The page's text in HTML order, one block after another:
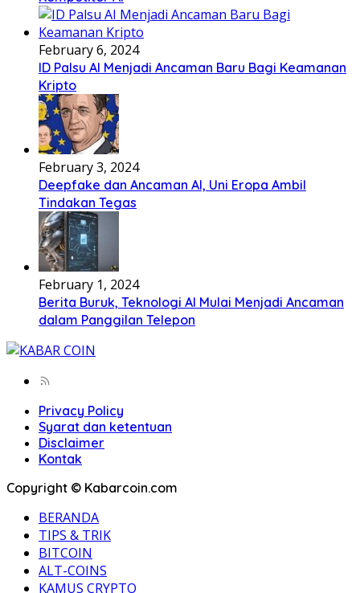
February 6, 2024
ID Palsu AI Menjadi Ancaman Baru Bagi Keamanan
Kripto
February 3, 2024
Deepfake dan Ancaman AI, Uni Eropa Ambil
Tindakan Tegas
February 1, 2024
Berita Buruk, Teknologi AI Mulai Menjadi Ancaman
dalam Panggilan Telepon
Privacy Policy
Syarat dan ketentuan
Disclaimer
Kontak
Copyright © Kabarcoin.com
BERANDA
TIPS & TRIK
BITCOIN
ALT-COINS
KAMUS CRYPTO